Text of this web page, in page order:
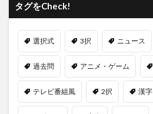
タグをCheck!
選択式 3択 ニュース
過去問 アニメ・ゲーム
テレビ番組風 2択 漢字